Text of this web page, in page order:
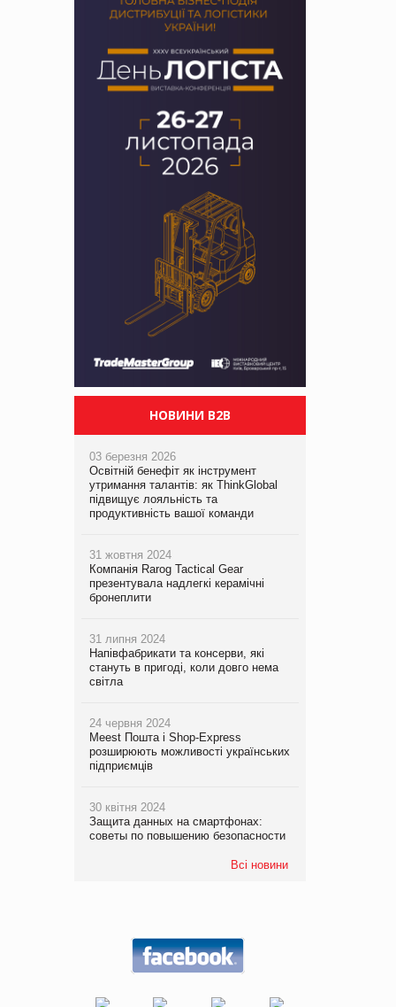
НОВИНИ B2B
03 березня 2026
Освітній бенефіт як інструмент
утримання талантів: як ThinkGlobal
підвищує лояльність та
продуктивність вашої команди
31 жовтня 2024
Компанія Rarog Tactical Gear
презентувала надлегкі керамічні
бронеплити
31 липня 2024
Напівфабрикати та консерви, які
стануть в пригоді, коли довго нема
світла
24 червня 2024
Meest Пошта і Shop-Express
розширюють можливості українських
підприємців
30 квітня 2024
Защита данных на смартфонах:
советы по повышению безопасности
Всі новини